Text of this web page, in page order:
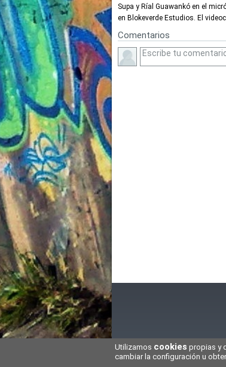
Supa y Ríal Guawankó en el
en Blokeverde Estudios. El
Comentarios
HHG 2005-2026 Ayuda
Utilizamos cookies propias y
cambiar la configuración u